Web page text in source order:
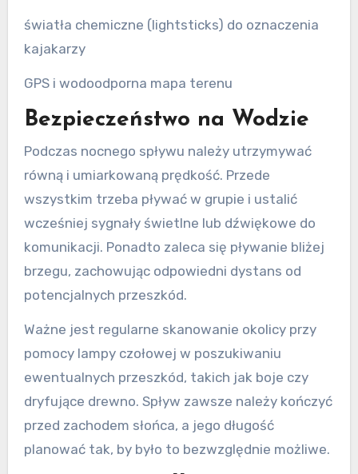
światła chemiczne (lightsticks) do oznaczenia
kajakarzy
GPS i wodoodporna mapa terenu
Bezpieczeństwo na Wodzie
Podczas nocnego spływu należy utrzymywać
równą i umiarkowaną prędkość. Przede
wszystkim trzeba pływać w grupie i ustalić
wcześniej sygnały świetlne lub dźwiękowe do
komunikacji. Ponadto zaleca się pływanie bliżej
brzegu, zachowując odpowiedni dystans od
potencjalnych przeszkód.
Ważne jest regularne skanowanie okolicy przy
pomocy lampy czołowej w poszukiwaniu
ewentualnych przeszkód, takich jak boje czy
dryfujące drewno. Spływ zawsze należy kończyć
przed zachodem słońca, a jego długość
planować tak, by było to bezwzględnie możliwe.